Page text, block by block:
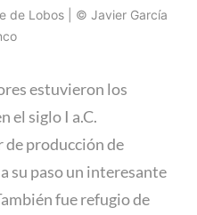
de Lobos | © Javier García
estuvieron los
el siglo I a.C.
producción de
su paso un interesante
fue refugio de